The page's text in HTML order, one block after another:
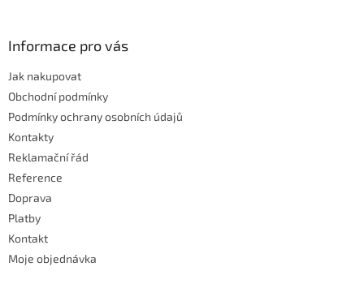
Informace pro vás
Jak nakupovat
Obchodní podmínky
Podmínky ochrany osobních údajů
Kontakty
Reklamační řád
Reference
Doprava
Platby
Kontakt
Moje objednávka